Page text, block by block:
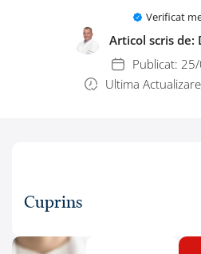
Verificat
Articol scris de:
Publicat:
Ultima
Cuprins